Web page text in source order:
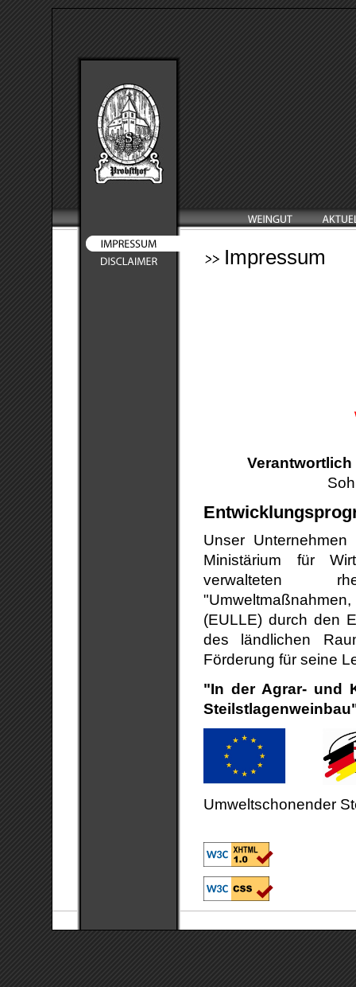
Impressum
Unser
Ministärium für
verwalteten
(EULLE) durch den
des ländlichen
Förderung für seine
"In der Agrar- und
Umweltschonender